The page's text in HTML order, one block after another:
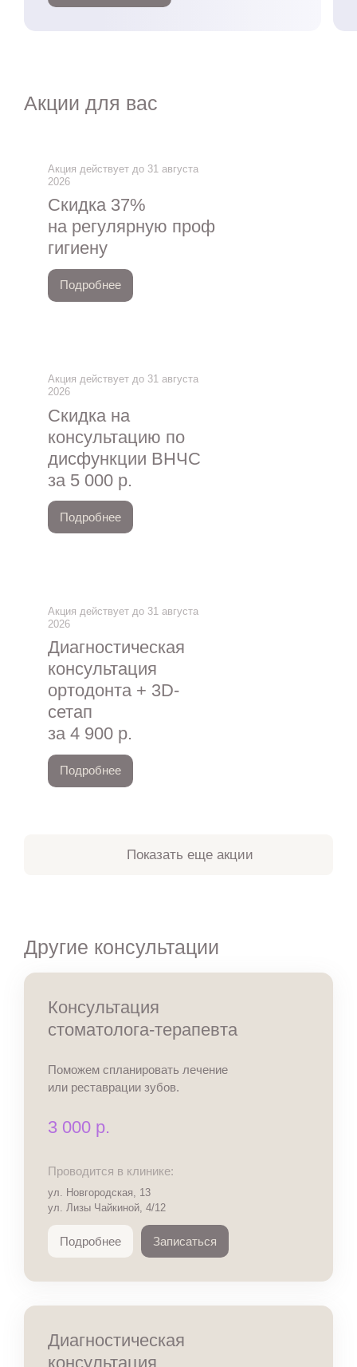
Акции для вас
Акция действует до 31 августа
2026
Скидка 37%
на регулярную проф
гигиену
Подробнее
Акция действует до 31 августа
2026
Скидка на
консультацию по
дисфункции ВНЧС
за 5 000 р.
Подробнее
Акция действует до 31 августа
2026
Диагностическая
консультация
ортодонта + 3D-
сетап
за 4 900 р.
Подробнее
Показать еще акции
Другие консультации
Консультация
стоматолога-терапевта
Поможем спланировать лечение
или реставрации зубов.
3 000 р.
Проводится в клинике:
ул. Новгородская, 13
ул. Лизы Чайкиной, 4/12
Подробнее Записаться
Диагностическая
консультация